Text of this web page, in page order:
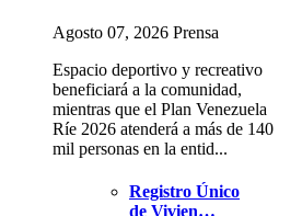
Agosto 07, 2026 Prensa
Espacio deportivo y recreativo
beneficiará a la comunidad,
mientras que el Plan Venezuela
Ríe 2026 atenderá a más de 140
mil personas en la entid...
Registro Único
de Vivien…